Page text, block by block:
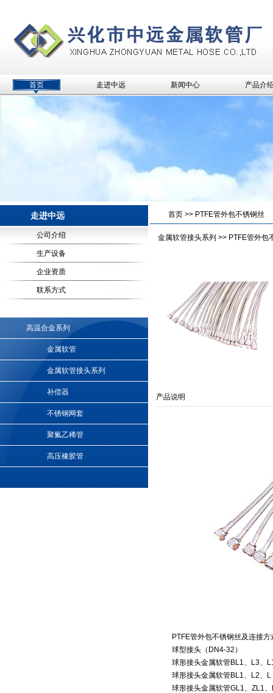
首页 走进中远 新闻中心 产品介
走进中远
公司介绍
生产设备
企业资质
联系方式
高温合金系列
金属软管
金属软管接头系列
补偿器
不锈钢网套
聚氟乙稀管
高压橡胶管
首页 >> PTFE管外包不锈钢丝
金属软管接头系列 >> PTFE管外包
产品说明
PTFE管外包不锈钢丝及连接方
球型接头（DN4-32）
球形接头金属软管BL1、L3、
球形接头金属软管BL1、L2、
球形接头金属软管GL1、ZL1